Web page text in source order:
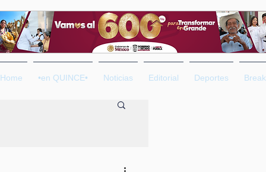
Home •en QUINCE• Noticias Editorial Deportes Break